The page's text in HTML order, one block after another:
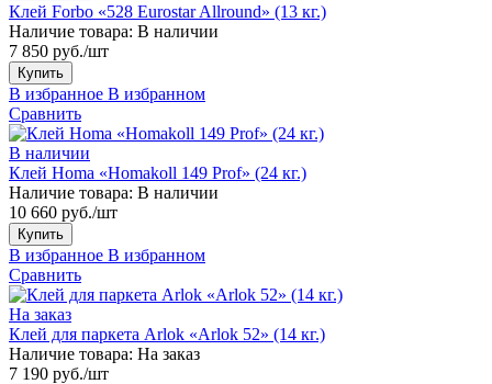
Клей Forbo «528 Eurostar Allround» (13 кг.)
Наличие товара: В наличии
7 850 руб./шт
Купить
В избранное В избранном
Сравнить
В наличии
Клей Homa «Homakoll 149 Prof» (24 кг.)
Наличие товара: В наличии
10 660 руб./шт
Купить
В избранное В избранном
Сравнить
На заказ
Клей для паркета Arlok «Arlok 52» (14 кг.)
Наличие товара: На заказ
7 190 руб./шт